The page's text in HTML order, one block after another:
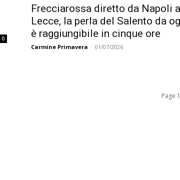
0
Frecciarossa diretto da Napoli a
Lecce, la perla del Salento da
è raggiungibile in cinque ore
Carmine Primavera - 01/07/2026
Page